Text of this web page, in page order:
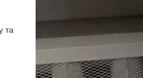
та